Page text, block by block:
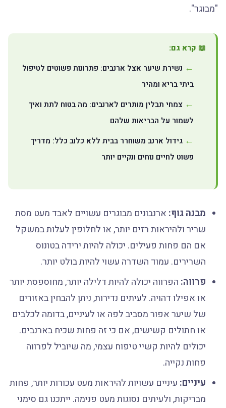
"מבוגר".
📖 קרא גם:
נשירת שיער אצל ארנבים: פתרונות פשוטים לטיפול
ביתי בריא ומהיר
צמחי תבלין מותרים לארנבים: מה בטוח לתת ואיך
לשמור על הבריאות שלהם
גידול ארנב משוחרר בבית ללא כלוב כלל: מדריך
פשוט לחיים נוחים ונקיים יותר
מבנה גוף:ארנבונים מבוגרים עשויים לאבד מעט מסת
שריר ולהיראות רזים יותר, או לחלופין לעלות במשקל
אם הם פחות פעילים. יכולה להיות ירידה בטונוס
השרירים. עמוד השדרה עשוי להיות בולט יותר.
פרווה:הפרווה יכולה להיות דלילה יותר, מחוספסת יותר
או אפילו דהויה. לעיתים נדירות, ניתן להבחין באזורים
של שיער אפור מסביב לפה או לעיניים, בדומה לכלבים
או חתולים קשישים, אם כי זה פחות שכיח בארנבים.
יכולים להיות קשיי טיפוח עצמי, מה שיוביל לפרווה
פחות נקייה.
עיניים:עיניים עשויות להיראות מעט עכורות יותר, פחות
מבריקות, ולעיתים נסוגות מעט פנימה. ייתכנו גם סימני